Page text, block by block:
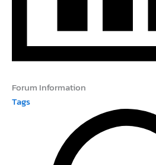
Forum Information
Tags